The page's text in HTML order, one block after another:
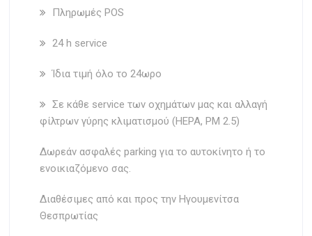
Πληρωμές POS
24 h service
Ίδια τιμή όλο το 24ωρο
Σε κάθε service των οχημάτων μας και αλλαγή
φίλτρων γύρης κλιματισμού (HEPA, PM 2.5)
Δωρεάν ασφαλές parking για το αυτοκίνητο ή το
ενοικιαζόμενο σας.
Διαθέσιμες από και προς την Ηγουμενίτσα
Θεσπρωτίας